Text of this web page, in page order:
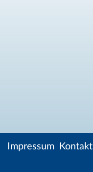
Impressum Kontakt